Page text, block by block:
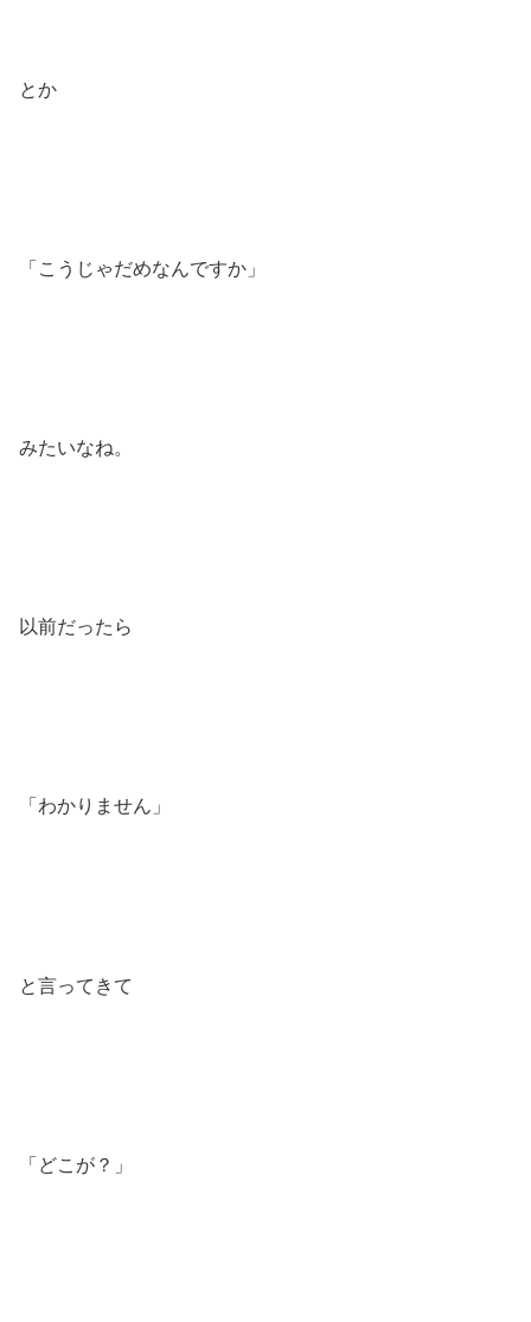
とか
「こうじゃだめなんですか」
みたいなね。
以前だったら
「わかりません」
と言ってきて
「どこが？」